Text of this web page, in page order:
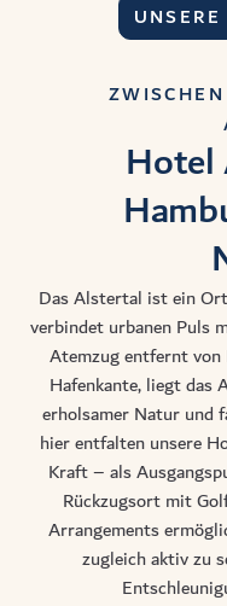
Hotel
Das Alstertal ist ein
verbindet urbanen Puls
Atemzug entfernt
Hafenkante, liegt das
erholsamer Natur und
hier entfalten unsere
Kraft – als
Rückzugsort mit
Arrangements
zugleich aktiv zu